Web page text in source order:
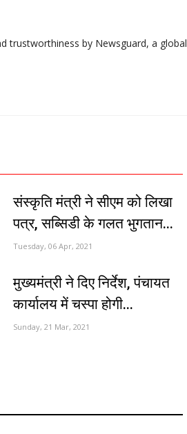
trustworthiness by Newsguard, a global
संस्कृति मंत्री ने सीएम को लिखा
पत्र, सब्सिडी के गलत भुगतान...
Tuesday, 06 Apr, 2021
मुख्यमंत्री ने दिए निर्देश, पंचायत
कार्यालय में चस्पा होगी...
Sunday, 21 Mar, 2021